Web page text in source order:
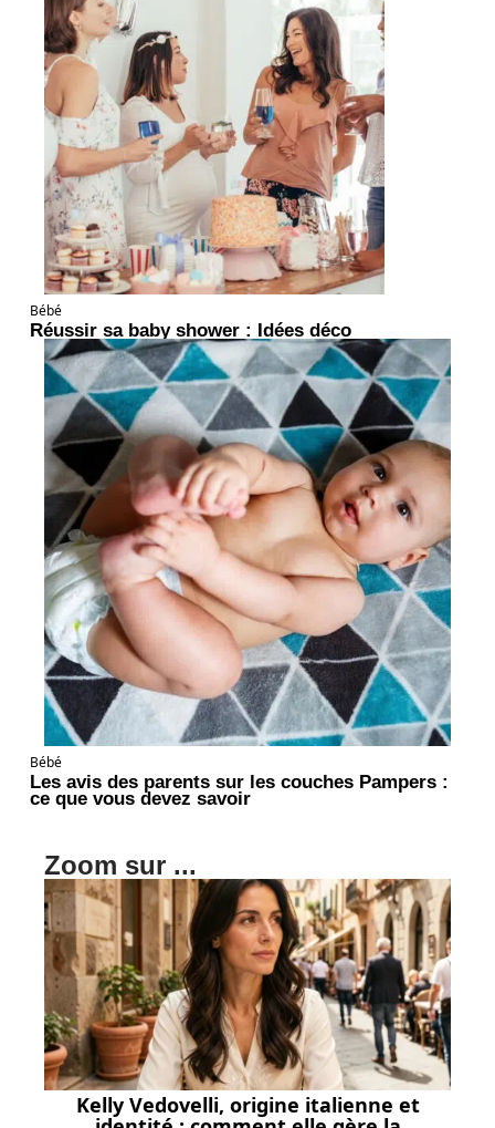
Bébé
Réussir sa baby shower : Idées déco
Bébé
Les avis des parents sur les couches Pampers :
ce que vous devez savoir
Zoom sur ...
Kelly Vedovelli, origine italienne et